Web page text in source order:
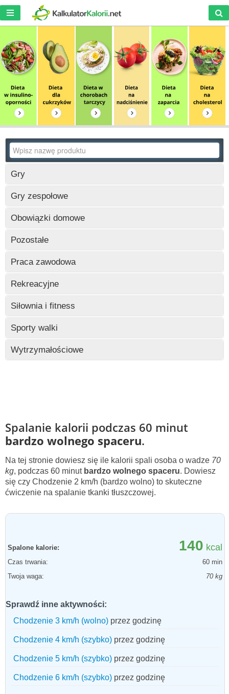
Gry
Wczytywanie
Gry zespołowe
Wczytywanie
Obowiązki domowe
Wczytywanie
Pozostałe
Praca zawodowa
Wczytywanie
Rekreacyjne
Wczytywanie
Siłownia i fitness
Wczytywanie
Sporty walki
Wczytywanie
Wytrzymałościowe
Spalanie kalorii podczas 60 minut
bardzo wolnego spaceru.
Na tej stronie dowiesz się ile kalorii spali osoba o wadze 70
kg, podczas 60 minut bardzo wolnego spaceru. Dowiesz
się czy Chodzenie 2 km/h (bardzo wolno) to skuteczne
ćwiczenie na spalanie tkanki tłuszczowej.
Spalone kalorie: 140 kcal
Czas trwania:
60 min
Twoja waga:
70 kg
Sprawdź inne aktywności:
Chodzenie 3 km/h (wolno) przez godzinę
Chodzenie 4 km/h (szybko) przez godzinę
Chodzenie 5 km/h (szybko) przez godzinę
Chodzenie 6 km/h (szybko) przez godzinę